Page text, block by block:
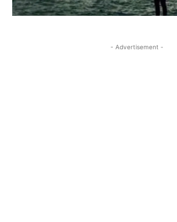
- Advertisement -